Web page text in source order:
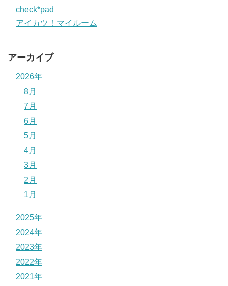
check*pad
アイカツ！マイルーム
アーカイブ
2026年
8月
7月
6月
5月
4月
3月
2月
1月
2025年
2024年
2023年
2022年
2021年